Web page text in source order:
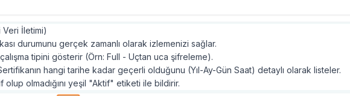
Veri İletimi)
durumunu gerçek zamanlı olarak izlemenizi sağlar.
tipini gösterir (Örn: Full - Uçtan uca şifreleme).
hangi tarihe kadar geçerli olduğunu (Yıl-Ay-Gün Saat) detaylı olarak listeler.
olup olmadığını yeşil "Aktif" etiketi ile bildirir.